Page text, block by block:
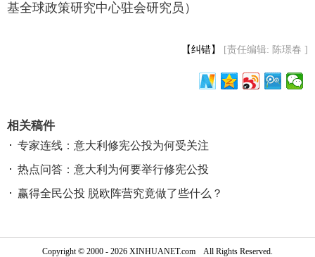
基全球政策研究中心驻会研究员）
【纠错】 [责任编辑: 陈璟春 ]
相关稿件
专家连线：意大利修宪公投为何受关注
热点问答：意大利为何要举行修宪公投
赢得全民公投 脱欧阵营究竟做了些什么？
Copyright © 2000 - 2026 XINHUANET.com All Rights Reserved.